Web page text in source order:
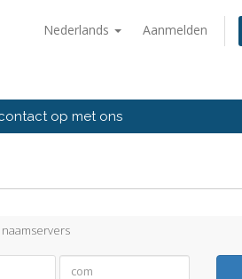
Nederlands Aanmelden
op met ons